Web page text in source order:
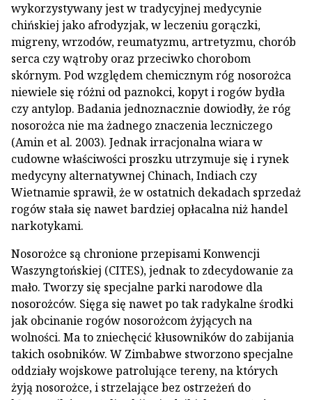
wykorzystywany jest w tradycyjnej medycynie
chińskiej jako afrodyzjak, w leczeniu gorączki,
migreny, wrzodów, reumatyzmu, artretyzmu, chorób
serca czy wątroby oraz przeciwko chorobom
skórnym. Pod względem chemicznym róg nosorożca
niewiele się różni od paznokci, kopyt i rogów bydła
czy antylop. Badania jednoznacznie dowiodły, że róg
nosorożca nie ma żadnego znaczenia leczniczego
(Amin et al. 2003). Jednak irracjonalna wiara w
cudowne właściwości proszku utrzymuje się i rynek
medycyny alternatywnej Chinach, Indiach czy
Wietnamie sprawił, że w ostatnich dekadach sprzedaż
rogów stała się nawet bardziej opłacalna niż handel
narkotykami.
Nosorożce są chronione przepisami Konwencji
Waszyngtońskiej (CITES), jednak to zdecydowanie za
mało. Tworzy się specjalne parki narodowe dla
nosorożców. Sięga się nawet po tak radykalne środki
jak obcinanie rogów nosorożcom żyjących na
wolności. Ma to zniechęcić kłusowników do zabijania
takich osobników. W Zimbabwe stworzono specjalne
oddziały wojskowe patrolujące tereny, na których
żyją nosorożce, i strzelające bez ostrzeżeń do